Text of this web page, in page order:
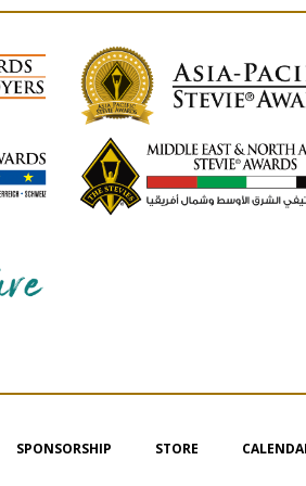
SPONSORSHIP STORE